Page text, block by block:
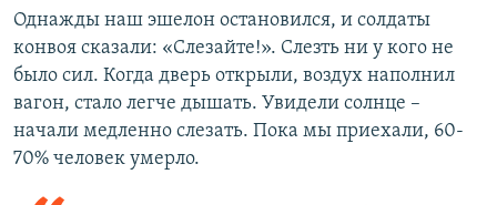
Однажды наш эшелон остановился, и солдаты
конвоя сказали: «Слезайте!». Слезть ни у кого не
было сил. Когда дверь открыли, воздух наполнил
вагон, стало легче дышать. Увидели солнце –
начали медленно слезать. Пока мы приехали, 60-
70% человек умерло.